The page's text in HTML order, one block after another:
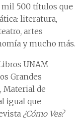
500 títulos que
literatura,
artes
y mucho más.
UNAM
Grandes
Material de
igual que
¿Cómo Ves?